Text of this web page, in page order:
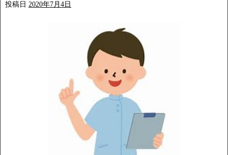
投稿日 2020年7月4日